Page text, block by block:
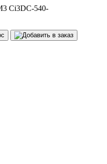
Ci3DC-540-